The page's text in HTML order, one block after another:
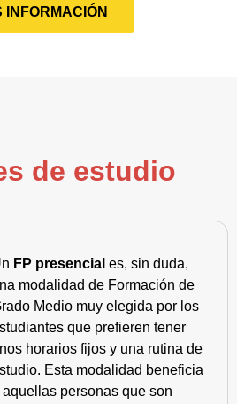
INFORMACIÓN
de estudio
FP presencial es, sin duda,
modalidad de Formación de
Medio muy elegida por los
que prefieren tener
horarios fijos y una rutina de
Esta modalidad beneficia
aquellas personas que son